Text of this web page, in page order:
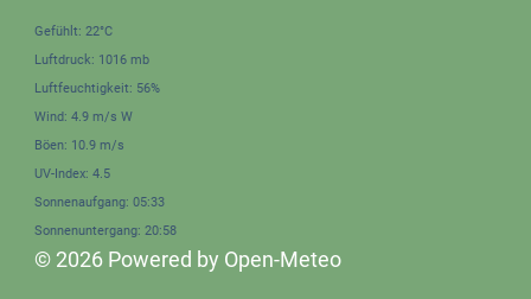
Gefühlt: 22°C
Luftdruck: 1016 mb
Luftfeuchtigkeit: 56%
Wind: 4.9 m/s W
Böen: 10.9 m/s
UV-Index: 4.5
Sonnenaufgang: 05:33
Sonnenuntergang: 20:58
© 2026 Powered by Open-Meteo